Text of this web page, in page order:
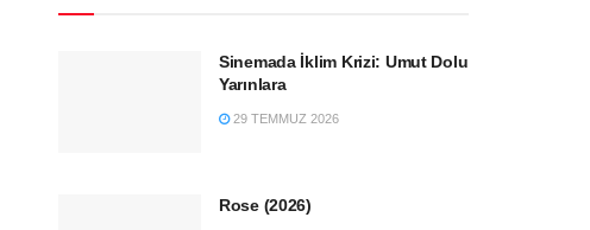
Sinemada İklim Krizi: Umut Dolu
Yarınlara
29 TEMMUZ 2026
Rose (2026)